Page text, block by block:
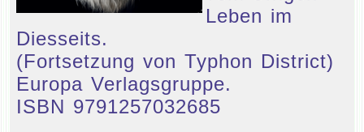
Leben im
Diesseits.
(Fortsetzung von Typhon District)
Europa Verlagsgruppe.
ISBN 9791257032685